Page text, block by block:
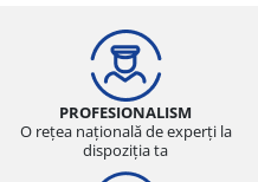
PROFESIONALISM
O rețea națională de experți la
dispoziția ta